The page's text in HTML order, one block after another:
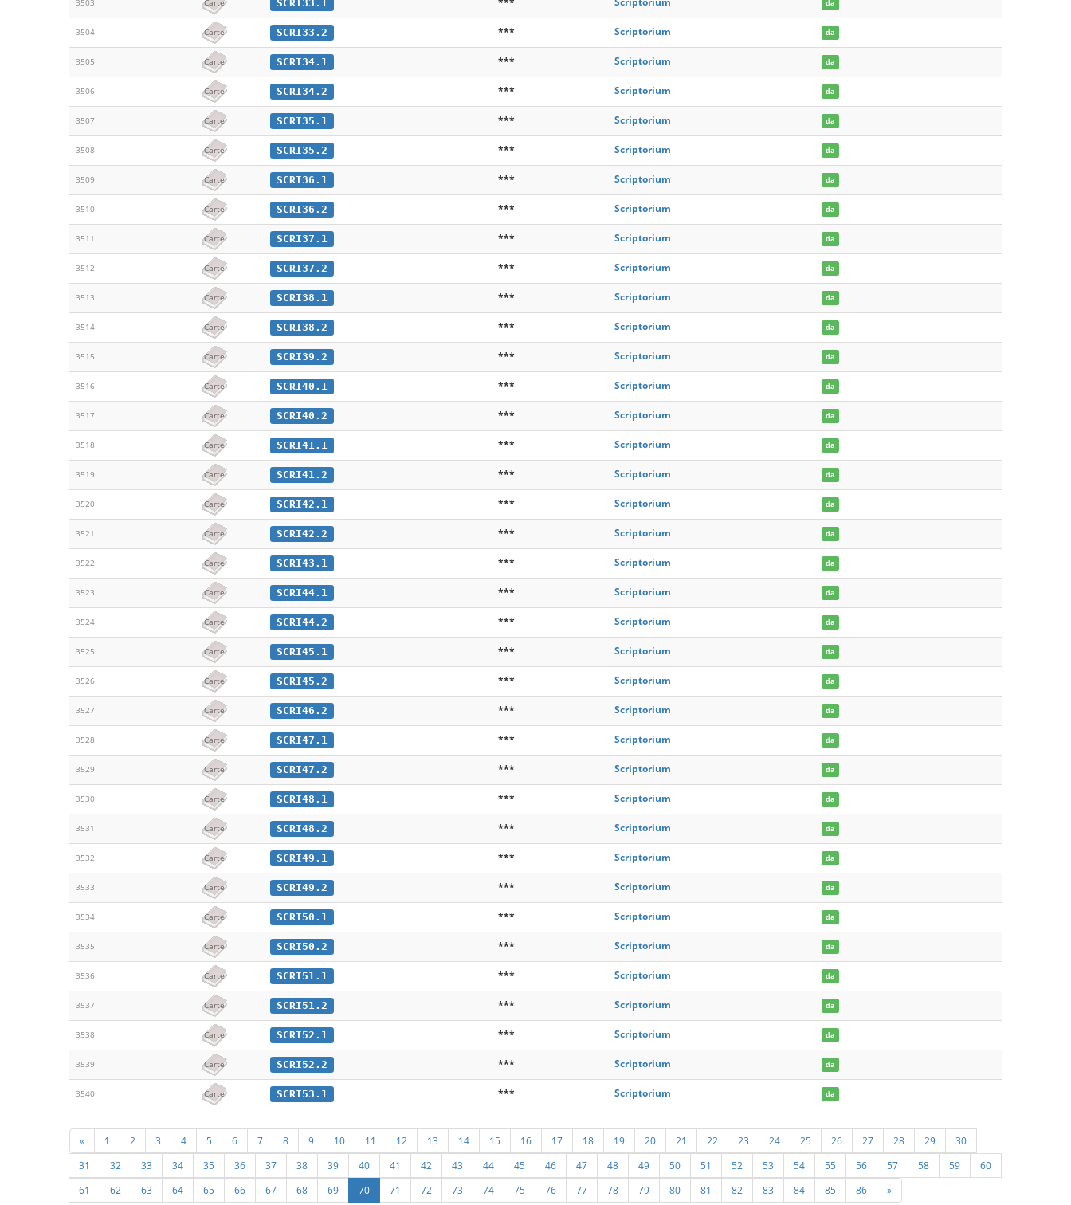
3503 Carte SCRI33.1 da
3504 Carte SCRI33.2 *** Scriptorium da
3505 Carte SCRI34.1 *** Scriptorium da
3506 Carte SCRI34.2 *** Scriptorium da
3507 Carte SCRI35.1 *** Scriptorium da
3508 Carte SCRI35.2 *** Scriptorium da
3509 Carte SCRI36.1 *** Scriptorium da
3510 Carte SCRI36.2 *** Scriptorium da
3511 Carte SCRI37.1 *** Scriptorium da
3512 Carte SCRI37.2 *** Scriptorium da
3513 Carte SCRI38.1 *** Scriptorium da
3514 Carte SCRI38.2 *** Scriptorium da
3515 Carte SCRI39.2 *** Scriptorium da
3516 Carte SCRI40.1 *** Scriptorium da
3517 Carte SCRI40.2 *** Scriptorium da
3518 Carte SCRI41.1 *** Scriptorium da
3519 Carte SCRI41.2 *** Scriptorium da
3520 Carte SCRI42.1 *** Scriptorium da
3521 Carte SCRI42.2 *** Scriptorium da
3522 Carte SCRI43.1 *** Scriptorium da
3523 Carte SCRI44.1 *** Scriptorium da
3524 Carte SCRI44.2 *** Scriptorium da
3525 Carte SCRI45.1 *** Scriptorium da
3526 Carte SCRI45.2 *** Scriptorium da
3527 Carte SCRI46.2 *** Scriptorium da
3528 Carte SCRI47.1 *** Scriptorium da
3529 Carte SCRI47.2 *** Scriptorium da
3530 Carte SCRI48.1 *** Scriptorium da
3531 Carte SCRI48.2 *** Scriptorium da
3532 Carte SCRI49.1 *** Scriptorium da
3533 Carte SCRI49.2 *** Scriptorium da
3534 Carte SCRI50.1 *** Scriptorium da
3535 Carte SCRI50.2 *** Scriptorium da
3536 Carte SCRI51.1 *** Scriptorium da
3537 Carte SCRI51.2 *** Scriptorium da
3538 Carte SCRI52.1 *** Scriptorium da
3539 Carte SCRI52.2 *** Scriptorium da
3540 Carte SCRI53.1 *** Scriptorium da
« 1 2 3 4 5 6 7 8 9 10 11 12 13 14 15 16 17 18 19 20 21 22 23 24 25 26 27 28 29
30
31
32 33 34 35 36 37 38 39 40 41 42 43 44 45 46 47 48 49 50 51 52 53 54 55 56 57 58 59
60
61
62 63 64 65 66 67 68 69 70 71 72 73 74 75 76 77 78 79 80 81 82 83 84 85 86 »